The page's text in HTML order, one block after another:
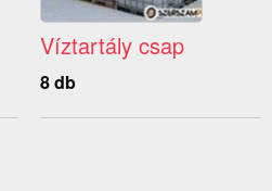
Víztartály csap
8 db